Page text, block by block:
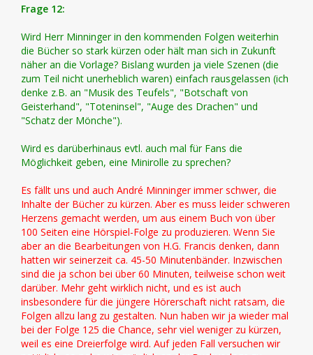
Frage 12:
Wird Herr Minninger in den kommenden Folgen weiterhin
die Bücher so stark kürzen oder hält man sich in Zukunft
näher an die Vorlage? Bislang wurden ja viele Szenen (die
zum Teil nicht unerheblich waren) einfach rausgelassen (ich
denke z.B. an "Musik des Teufels", "Botschaft von
Geisterhand", "Toteninsel", "Auge des Drachen" und
"Schatz der Mönche").
Wird es darüberhinaus evtl. auch mal für Fans die
Möglichkeit geben, eine Minirolle zu sprechen?
Es fällt uns und auch André Minninger immer schwer, die
Inhalte der Bücher zu kürzen. Aber es muss leider schweren
Herzens gemacht werden, um aus einem Buch von über
100 Seiten eine Hörspiel-Folge zu produzieren. Wenn Sie
aber an die Bearbeitungen von H.G. Francis denken, dann
hatten wir seinerzeit ca. 45-50 Minutenbänder. Inzwischen
sind die ja schon bei über 60 Minuten, teilweise schon weit
darüber. Mehr geht wirklich nicht, und es ist auch
insbesondere für die jüngere Hörerschaft nicht ratsam, die
Folgen allzu lang zu gestalten. Nun haben wir ja wieder mal
bei der Folge 125 die Chance, sehr viel weniger zu kürzen,
weil es eine Dreierfolge wird. Auf jeden Fall versuchen wir